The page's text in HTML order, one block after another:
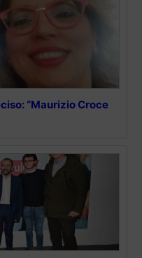
“Maurizio Croce